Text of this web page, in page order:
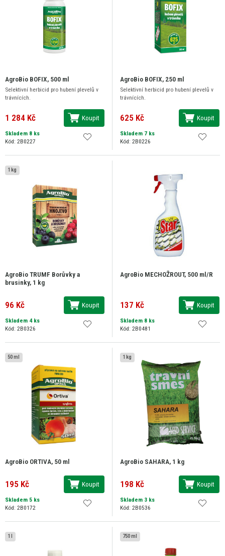
AgroBio BOFIX, 500 ml
Selektivní herbicid pro hubení plevelů v
trávnících.
1 284 Kč Koupit
Skladem 8 ks
Kód: 2B0227
AgroBio BOFIX, 250 ml
Selektivní herbicid pro hubení plevelů v
trávnících.
625 Kč Koupit
Skladem 7 ks
Kód: 2B0226
1 kg
AgroBio TRUMF Borůvky a
brusinky, 1 kg
96 Kč Koupit
Skladem 4 ks
Kód: 2B0326
AgroBio MECHOŽROUT, 500 ml/R
137 Kč Koupit
Skladem 8 ks
Kód: 2B0481
50 ml
AgroBio ORTIVA, 50 ml
195 Kč Koupit
Skladem 5 ks
Kód: 2B0172
1 kg
AgroBio SAHARA, 1 kg
198 Kč Koupit
Skladem 3 ks
Kód: 2B0536
1 l 750 ml